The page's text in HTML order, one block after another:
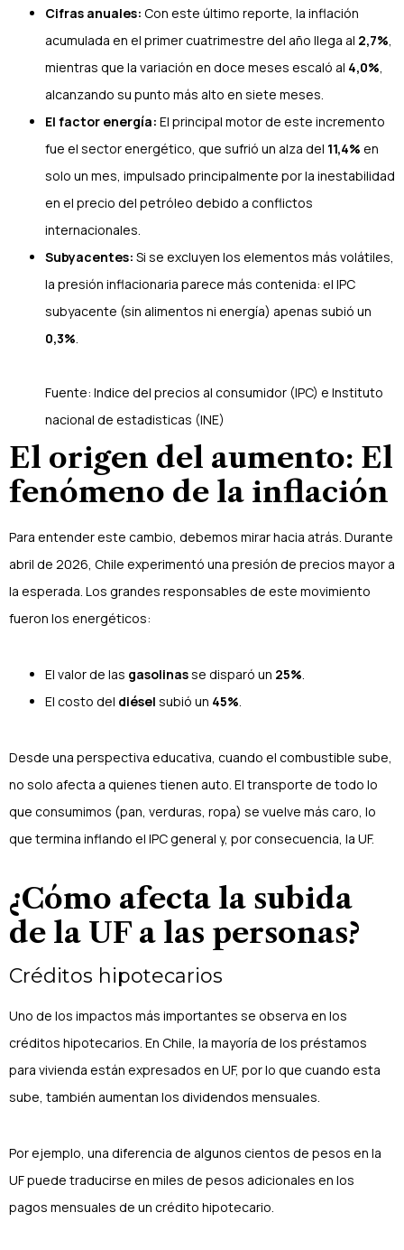
Cifras anuales: Con este último reporte, la inflación
acumulada en el primer cuatrimestre del año llega al 2,7%,
mientras que la variación en doce meses escaló al 4,0%,
alcanzando su punto más alto en siete meses.
El factor energía: El principal motor de este incremento
fue el sector energético, que sufrió un alza del 11,4% en
solo un mes, impulsado principalmente por la inestabilidad
en el precio del petróleo debido a conflictos
internacionales.
Subyacentes: Si se excluyen los elementos más volátiles,
la presión inflacionaria parece más contenida: el IPC
subyacente (sin alimentos ni energía) apenas subió un
0,3%.
Fuente: Indice del precios al consumidor (IPC) e Instituto
nacional de estadisticas (INE)
El origen del aumento: El
fenómeno de la inflación
Para entender este cambio, debemos mirar hacia atrás. Durante
abril de 2026, Chile experimentó una presión de precios mayor a
la esperada. Los grandes responsables de este movimiento
fueron los energéticos:
El valor de las gasolinasse disparó un 25%.
El costo del diésel subió un 45%.
Desde una perspectiva educativa, cuando el combustible sube,
no solo afecta a quienes tienen auto. El transporte de todo lo
que consumimos (pan, verduras, ropa) se vuelve más caro, lo
que termina inflando el IPC general y, por consecuencia, la UF.
¿Cómo afecta la subida
de la UF a las personas?
Créditos hipotecarios
Uno de los impactos más importantes se observa en los
créditos hipotecarios. En Chile, la mayoría de los préstamos
para vivienda están expresados en UF, por lo que cuando esta
sube, también aumentan los dividendos mensuales.
Por ejemplo, una diferencia de algunos cientos de pesos en la
UF puede traducirse en miles de pesos adicionales en los
pagos mensuales de un crédito hipotecario.